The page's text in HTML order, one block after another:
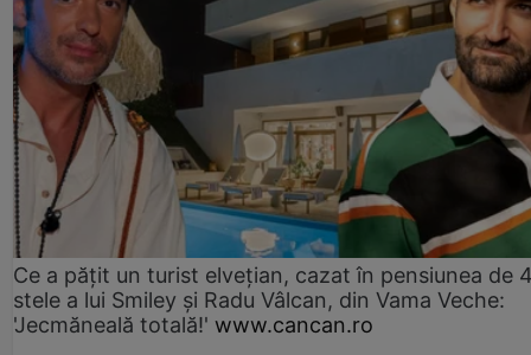
Ce a pățit un turist elvețian, cazat în pensiunea de
stele a lui Smiley și Radu Vâlcan, din Vama Veche:
'Jecmăneală totală!' www.cancan.ro